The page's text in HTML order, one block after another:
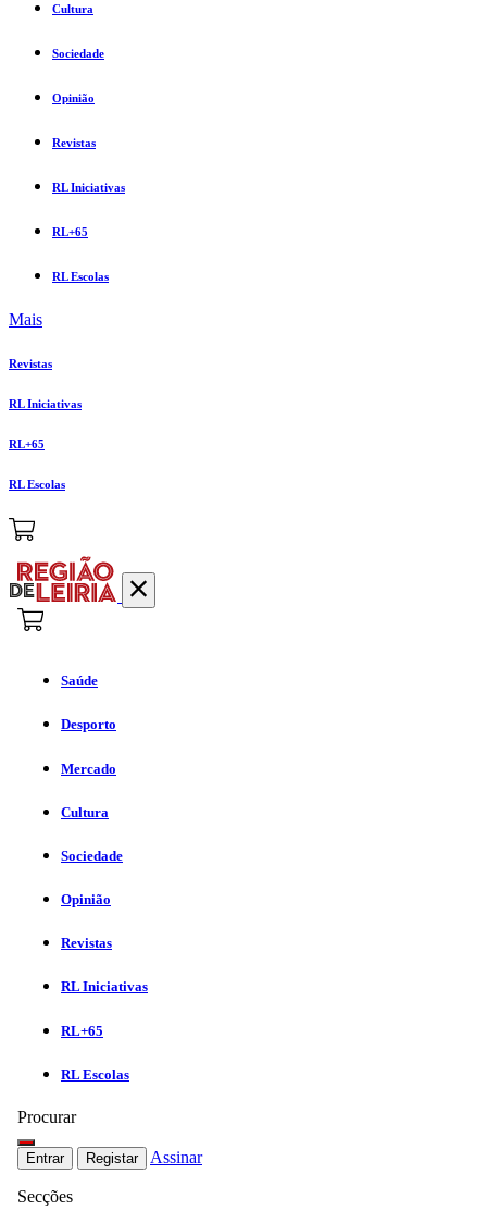
Cultura
Sociedade
Opinião
Revistas
RL Iniciativas
RL+65
RL Escolas
Mais
Revistas
RL Iniciativas
RL+65
RL Escolas
Saúde
Desporto
Mercado
Cultura
Sociedade
Opinião
Revistas
RL Iniciativas
RL+65
RL Escolas
Procurar
Entrar Registar Assinar
Secções